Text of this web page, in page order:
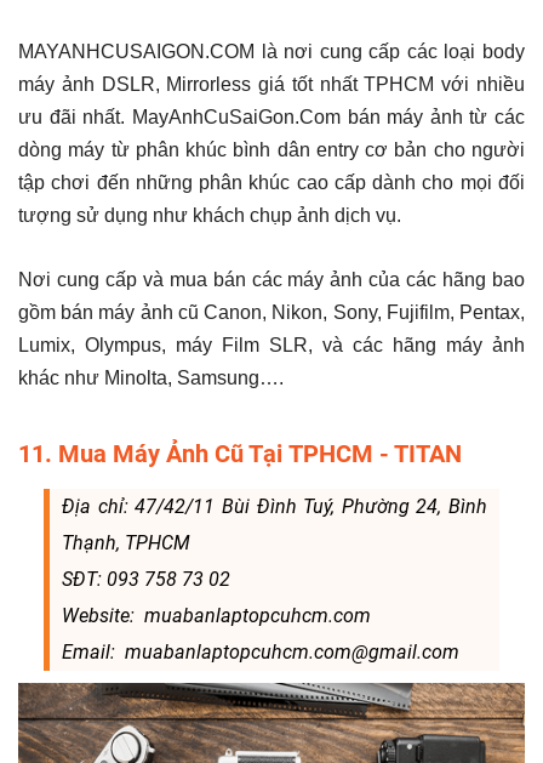
MAYANHCUSAIGON.COM là nơi cung cấp các loại body
máy ảnh DSLR, Mirrorless giá tốt nhất TPHCM với nhiều
ưu đãi nhất. MayAnhCuSaiGon.Com bán máy ảnh từ các
dòng máy từ phân khúc bình dân entry cơ bản cho người
tập chơi đến những phân khúc cao cấp dành cho mọi đối
tượng sử dụng như khách chụp ảnh dịch vụ.
Nơi cung cấp và mua bán các máy ảnh của các hãng bao
gồm bán máy ảnh cũ Canon, Nikon, Sony, Fujifilm, Pentax,
Lumix, Olympus, máy Film SLR, và các hãng máy ảnh
khác như Minolta, Samsung….
11. Mua Máy Ảnh Cũ Tại TPHCM - TITAN
Địa chỉ: 47/42/11 Bùi Đình Tuý, Phường 24, Bình
Thạnh, TPHCM
SĐT: 093 758 73 02
Website: muabanlaptopcuhcm.com
Email: muabanlaptopcuhcm.com@gmail.com